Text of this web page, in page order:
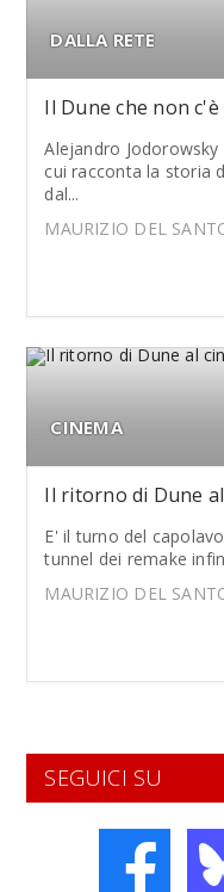
DALLA RETE
Il Dune che non
Alejandro
cui racconta la storia
dal...
MAURIZIO DEL
CINEMA
Il ritorno di Dune
E' il turno del
tunnel dei remake
MAURIZIO DEL
SEGUICI SU